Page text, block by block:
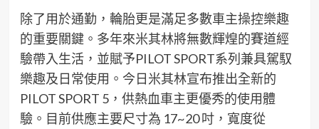
除了用於通勤， 輪胎更是滿足多數車主操控樂趣
的重要關鍵。 多年來米其林將無數輝煌的賽道經
驗帶入生活，並賦予PILOT SPORT系列 兼具駕馭
樂趣及日常使用 。 今日米其林宣布推出全新的
PILOT SPORT 5， 供熱血車主更優秀的使用體
驗 。 目前供應主要尺寸為 17~20 吋，寬度從